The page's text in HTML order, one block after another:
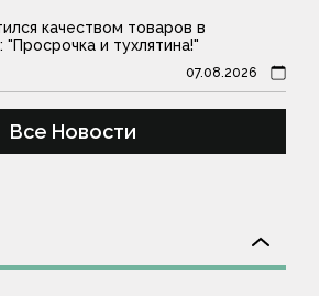
качеством товаров в
"Просрочка и тухлятина!"
07.08.2026
Все Новости